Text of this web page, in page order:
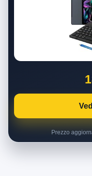
Prezzo